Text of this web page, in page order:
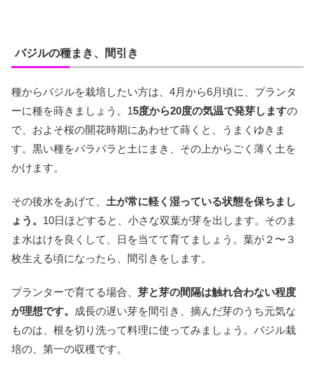
バジルの種まき、間引き
種からバジルを栽培したい方は、4月から6月頃に、プランタ
ーに種を蒔きましょう。15度から20度の気温で発芽しますの
で、およそ桜の開花時期にあわせて蒔くと、うまくゆきま
す。黒い種をパラパラと土にまき、その上からごく薄く土を
かけます。
その後水をあげて、 土が常に軽く湿っている状態を保ちまし
ょう。 10日ほどすると、小さな双葉が芽を出します。そのま
ま水はけを良くして、日を当てて育てましょう。葉が２〜３
枚生える頃になったら、間引きをします。
プランターで育てる場合、 芽と芽の間隔は触れ合わない程度
が理想です。
成長の遅い芽を間引き、摘んだ芽のうち元気な
ものは、根を切り洗って料理に使ってみましょう。バジル栽
培の、第一の収穫です。